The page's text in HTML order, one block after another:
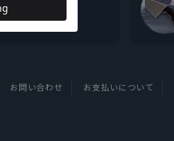
お問い合わせ お支払いについて